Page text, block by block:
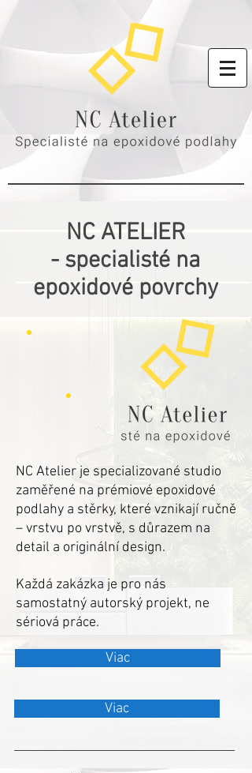
NC ATELIER
- specialisté na
epoxidové povrchy
NC Atelier je specializované studio
zaměřené na prémiové epoxidové
podlahy a stěrky, které vznikají ručně
– vrstvu po vrstvě, s důrazem na
detail a originální design.
Každá zakázka je pro nás
samostatný autorský projekt, ne
sériová práce.
Viac
Viac